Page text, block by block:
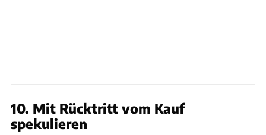
10. Mit Rücktritt vom Kauf
spekulieren